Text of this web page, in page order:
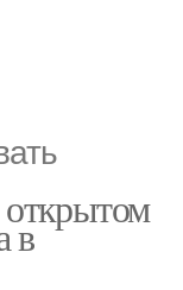
открытом
в